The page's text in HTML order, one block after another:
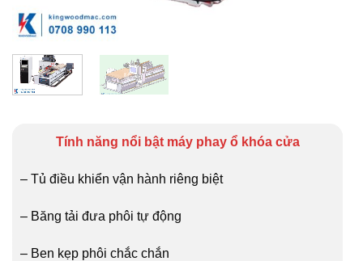
Tính năng nổi bật máy phay ổ khóa cửa
– Tủ điều khiển vận hành riêng biệt
– Băng tải đưa phôi tự động
– Ben kẹp phôi chắc chắn